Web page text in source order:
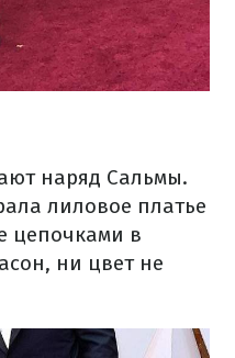
наряд Сальмы.
лиловое платье
цепочками в
ни цвет не